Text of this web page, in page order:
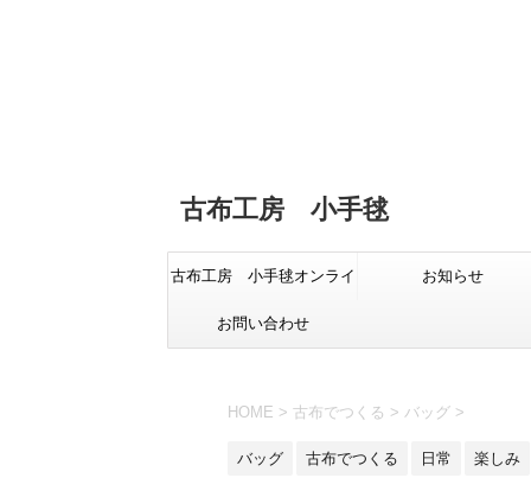
古布工房 小手毬
古布工房 小手毬オンライ
ンショップ
お知らせ
お問い合わせ
HOME > 古布でつくる > バッグ >
バッグ 古布でつくる 日常 楽しみ